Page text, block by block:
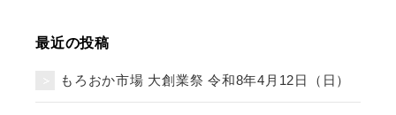
最近の投稿
もろおか市場 大創業祭 令和8年4月12日（日）